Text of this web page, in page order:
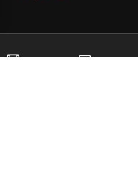
12
موقع البرامج